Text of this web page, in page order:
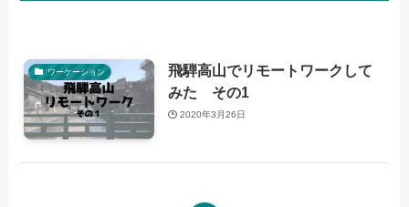
ワーケーション
飛騨高山でリモートワークして
みた その1
2020年3月26日